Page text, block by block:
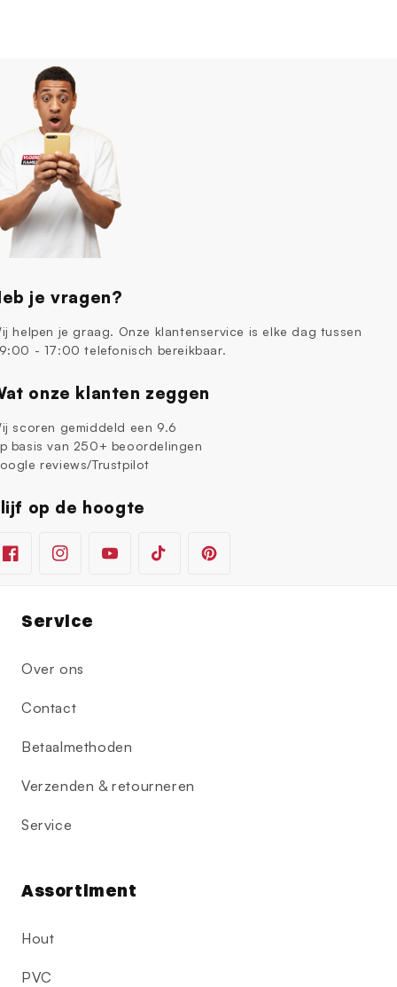
je vragen?
helpen je graag. Onze klantenservice is elke dag tussen
- 17:00 telefonisch bereikbaar.
onze klanten zeggen
scoren gemiddeld een 9.6
basis van 250+ beoordelingen
reviews/Trustpilot
op de hoogte
FacebookInstagramYouTubeTikTok Pinterest
Service
Over ons
Contact
Betaalmethoden
Verzenden & retourneren
Service
Assortiment
Hout
PVC